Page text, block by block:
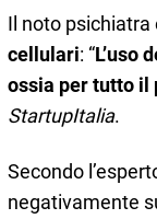
Il noto psichiatra
cellulari: “L’uso
ossia per tutto il
StartupItalia.
Secondo
negativamente